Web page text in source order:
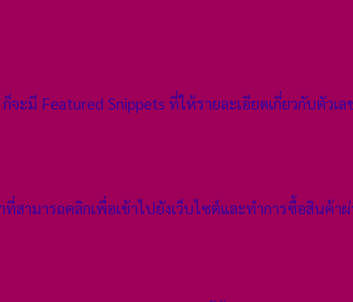
ะมี Featured Snippets ที่ให้รายละเอียดเกี่ยวกับตัวเ
ามารถคลิกเพื่อเข้าไปยังเว็บไซต์และทำการซื้อสินค้า